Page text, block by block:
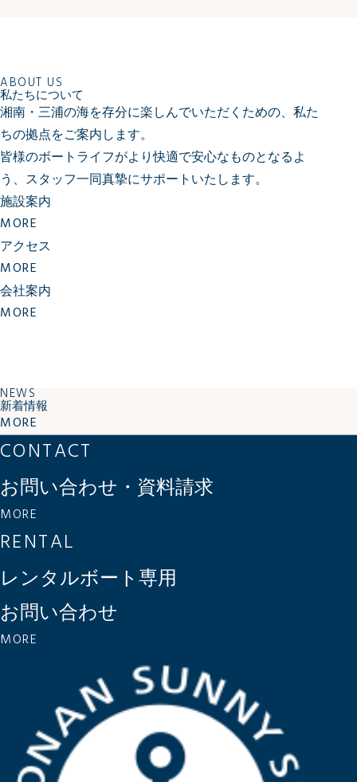
ABOUT US
私たちについて
湘南・三浦の海を存分に楽しんでいただくための、私た
ちの拠点をご案内します。
皆様のボートライフがより快適で安心なものとなるよ
う、
スタッフ一同真摯にサポートいたします。
施設案内
MORE
アクセス
MORE
会社案内
MORE
NEWS
新着情報
MORE
CONTACT
お問い合わせ・資料請求
MORE
RENTAL
レンタルボート専用
お問い合わせ
MORE